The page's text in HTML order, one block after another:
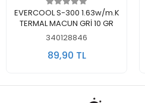
Sepete Ekle
EVERCOOL S-300 1.63w/m.K
TERMAL MACUN GRİ 10 GR
340128846
89,90 TL